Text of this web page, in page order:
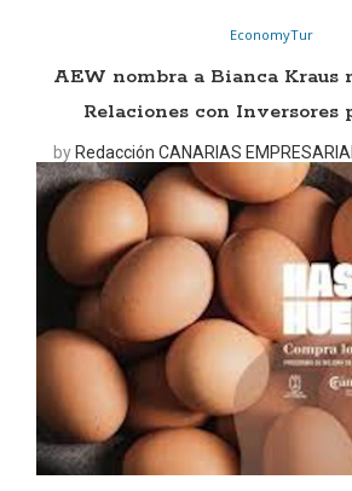
EconomyTur
AEW nombra a Bianca Kraus
Relaciones con Inversores
by Redacción CANARIAS EMPRESARIAL